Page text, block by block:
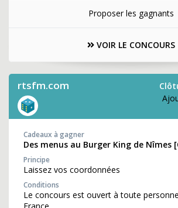
Proposer les gagnants
VOIR LE CONCOURS
rtsfm.com
Cadeaux à gagner
Des menus au Burger King de Nîmes
Principe
Laissez vos coordonnées
Conditions
Le concours est ouvert à toute